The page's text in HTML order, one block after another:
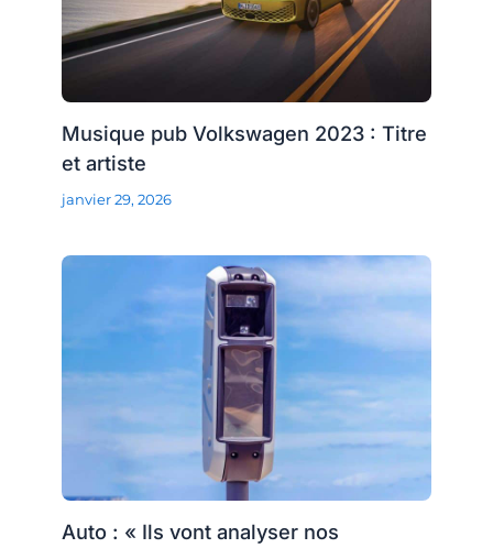
Musique pub Volkswagen 2023 : Titre
et artiste
janvier 29, 2026
Auto : « Ils vont analyser nos